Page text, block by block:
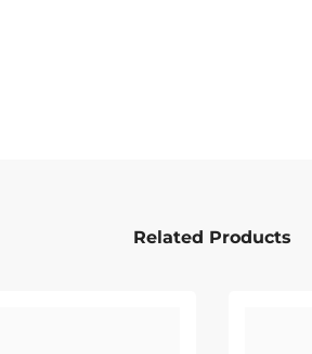
Related Products